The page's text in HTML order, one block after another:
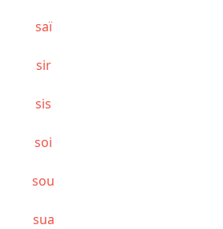
saï
sir
sis
soi
sou
sua